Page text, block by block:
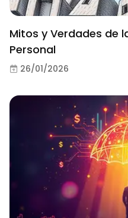
Mitos y Verdades de
Personal
26/01/2026